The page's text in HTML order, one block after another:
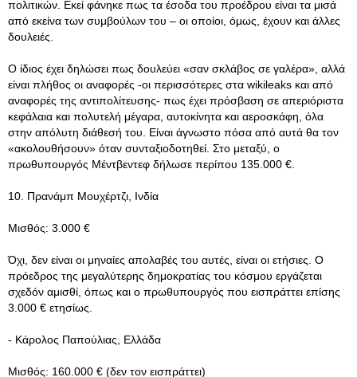
πολιτικών. Εκεί φάνηκε πως τα έσοδα του προέδρου είναι τα μισά
από εκείνα των συμβούλων του – οι οποίοι, όμως, έχουν και άλλες
δουλειές.
O ίδιος έχει δηλώσει πως δουλεύει «σαν σκλάβος σε γαλέρα», αλλά
είναι πλήθος οι αναφορές -οι περισσότερες στα wikileaks και από
αναφορές της αντιπολίτευσης- πως έχει πρόσβαση σε απεριόριστα
κεφάλαια και πολυτελή μέγαρα, αυτοκίνητα και αεροσκάφη, όλα
στην απόλυτη διάθεσή του. Είναι άγνωστο πόσα από αυτά θα τον
«ακολουθήσουν» όταν συνταξιοδοτηθεί. Στο μεταξύ, ο
πρωθυπουργός Μέντβεντεφ δήλωσε περίπου 135.000 €.
10. Πρανάμπ Μουχέρτζι, Ινδία
Μισθός: 3.000 €
Όχι, δεν είναι οι μηναίες απολαβές του αυτές, είναι οι ετήσιες. Ο
πρόεδρος της μεγαλύτερης δημοκρατίας του κόσμου εργάζεται
σχεδόν αμισθί, όπως και ο πρωθυπουργός που εισπράττει επίσης
3.000 € ετησίως.
- Κάρολος Παπούλιας, Ελλάδα
Μισθός: 160.000 € (δεν τον εισπράττει)